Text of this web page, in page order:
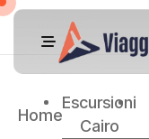
Home
Escursioni
Cairo